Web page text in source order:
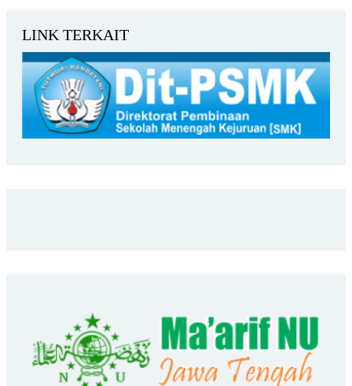
LINK TERKAIT